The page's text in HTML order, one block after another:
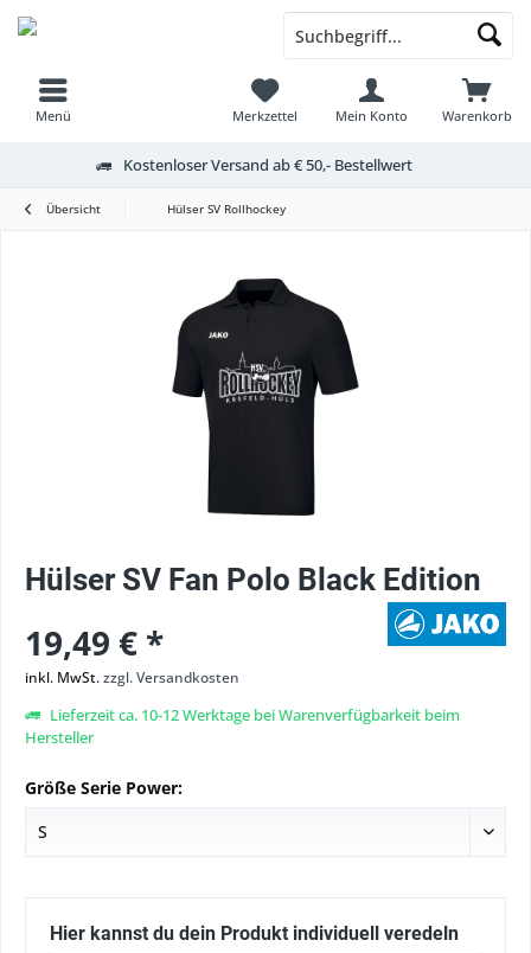
Menü Warenkorb
Merkzettel Mein Konto
Kostenloser Versand ab € 50,- Bestellwert
Übersicht Hülser SV Rollhockey
Hülser SV Fan Polo Black Edition
19,49 € *
inkl. MwSt.zzgl. Versandkosten
Lieferzeit ca. 10-12 Werktage bei Warenverfügbarkeit beim
Hersteller
Größe Serie Power:
Hier kannst du dein Produkt individuell veredeln